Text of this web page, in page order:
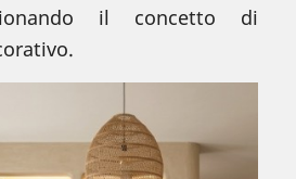
il concetto di